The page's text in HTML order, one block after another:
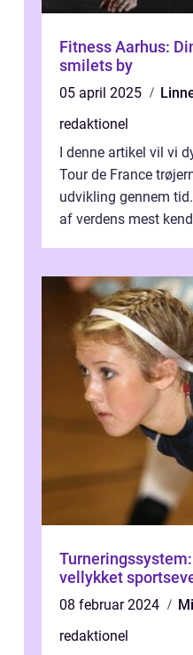
Fitness Aarhus:
smilets by
05 april 2025
redaktionel
I denne artikel vil vi
Tour de France
udvikling gennem
af verdens mest
vellykket
08 februar 2024
redaktionel